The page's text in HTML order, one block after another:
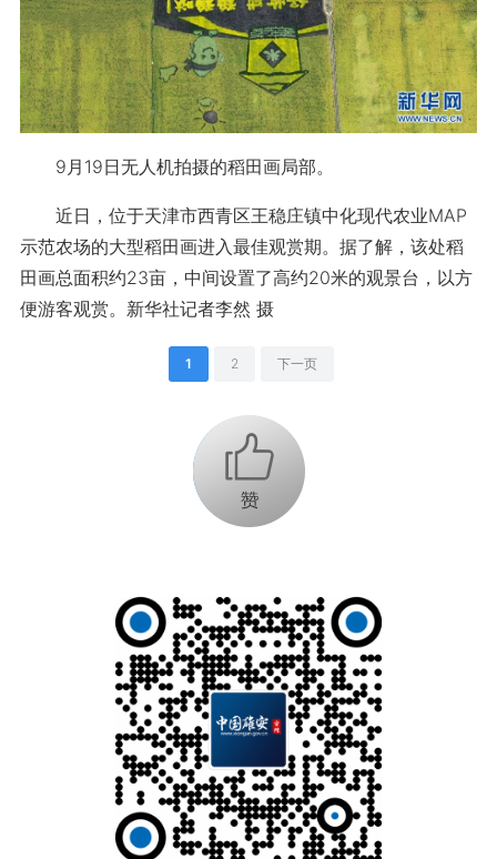
9月19日无人机拍摄的稻田画局部。
近日，位于天津市西青区王稳庄镇中化现代农业MAP
示范农场的大型稻田画进入最佳观赏期。据了解，该处稻
田画总面积约23亩，中间设置了高约20米的观景台，以方
便游客观赏。新华社记者李然 摄
1 2 下一页
+1